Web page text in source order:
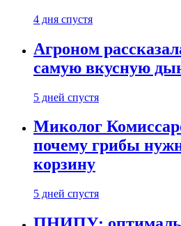
4 дня спустя
Агроном
самую вкусную
5 дней спустя
Миколог
почему грибы
корзину
5 дней спустя